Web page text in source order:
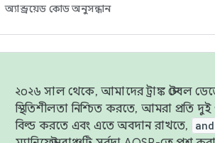
অ্যান্ড্রয়েড কোড অনুসন্ধান
২০২৬ সাল থেকে, আমাদের ট্রাঙ্ক স্টেবল
স্থিতিশীলতা নিশ্চিত করতে, আমরা প্রতি
বিল্ড করতে এবং এতে অবদান রাখতে,